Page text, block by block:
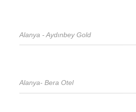
Alanya - Aydınbey Gold
Alanya- Bera Otel